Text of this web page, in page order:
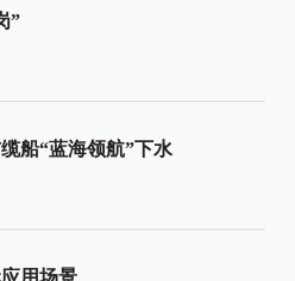
”
船“蓝海领航”下水
用场景